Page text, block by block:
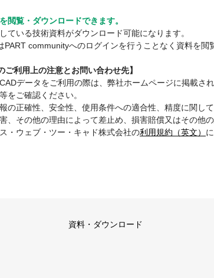
閲覧・ダウンロードできます。
ている技術資料がダウンロード可能になります。
PART communityへのログインを行うことなく資料を閲
ご利用上の注意とお問い合わせ先】
データをご利用の際は、弊社ホームページに掲載さ
をご確認ください。
の正確性、安全性、使用条件への適合性、精度に関し
、その他の理由によって差止め、損害賠償又はその他
・ウェブ・ツー・キャド株式会社の利用規約（英文）
資料・ダウンロード